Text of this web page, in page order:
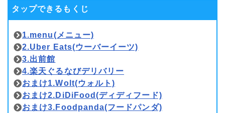
タップできるもくじ
1.menu(メニュー)
2.Uber Eats(ウーバーイーツ)
3.出前館
4.楽天ぐるなびデリバリー
おまけ1.Wolt(ウォルト)
おまけ2.DiDiFood(ディディフード)
おまけ3.Foodpanda(フードパンダ)